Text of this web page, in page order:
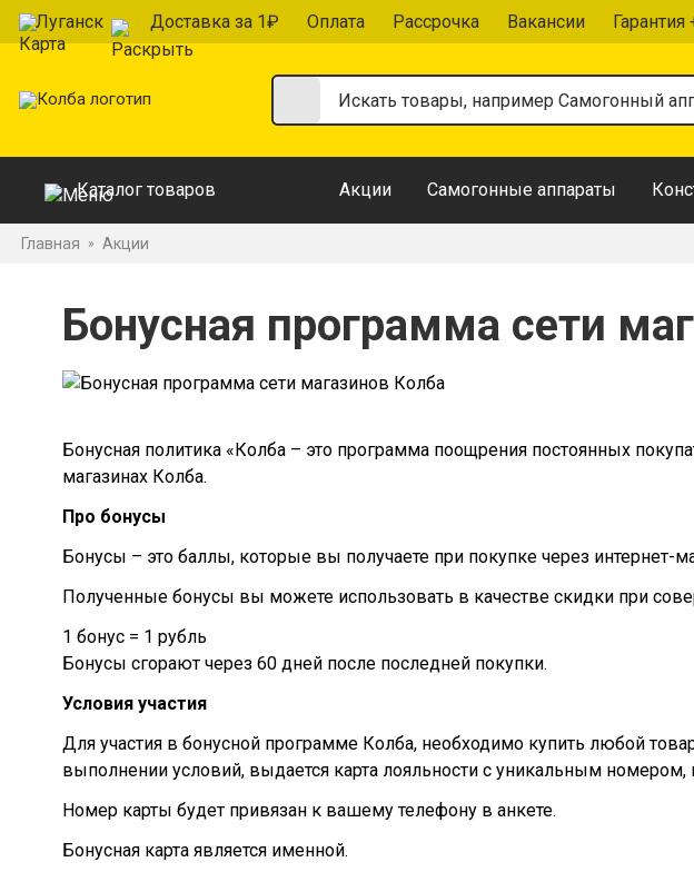
Луганск Доставка за 1₽ Оплата Рассрочка Вакансии Гарантия
Каталог товаров Акции Самогонные аппараты
Главная » Акции
Бонусная программа сети
Бонусная политика «Колба – это программа поощрения постоянных
магазинах Колба.
Про бонусы
Бонусы – это баллы, которые вы получаете при покупке через интернет-
Полученные бонусы вы можете использовать в качестве скидки при
1 бонус = 1 рубль
Бонусы сгорают через 60 дней после последней покупки.
Условия участия
Для участия в бонусной программе Колба, необходимо купить любой
выполнении условий, выдается карта лояльности с уникальным
Номер карты будет привязан к вашему телефону в анкете.
Бонусная карта является именной.